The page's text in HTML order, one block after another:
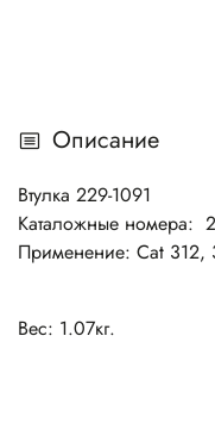
Описание
Втулка 229-1091
Каталожные номера:
Применение: Cat
Вес: 1.07кг.